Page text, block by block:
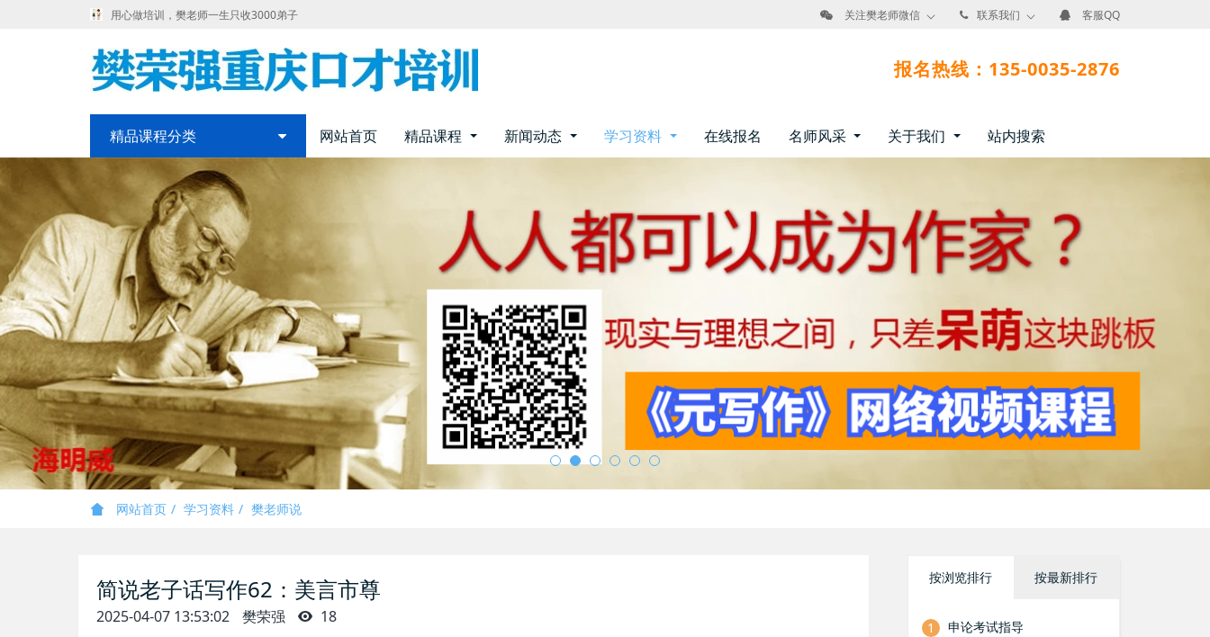
用心做培训，樊老师一生只收3000弟子 关注樊老师微信 联系我们 客服QQ
报名热线：135-0035-2876
精品课程分类 网站首页 精品课程 新闻动态 学习资料 在线报名 名师风采 关于我们 站内搜索
网站首页 学习资料 樊老师说
简说老子话写作62：美言市尊
2025-04-07 13:53:02 樊荣强 18
按浏览排行 按最新排行
1
申论考试指导